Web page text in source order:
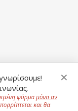
φόρμαμόνο αν
και θα
×
we use